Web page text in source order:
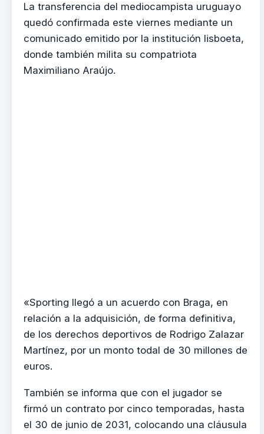
La transferencia del mediocampista uruguayo
quedó confirmada este viernes mediante un
comunicado emitido por la institución lisboeta,
donde también milita su compatriota
Maximiliano Araújo.
«Sporting llegó a un acuerdo con Braga, en
relación a la adquisición, de forma definitiva,
de los derechos deportivos de Rodrigo Zalazar
Martínez, por un monto todal de 30 millones de
euros.
También se informa que con el jugador se
firmó un contrato por cinco temporadas, hasta
el 30 de junio de 2031, colocando una cláusula